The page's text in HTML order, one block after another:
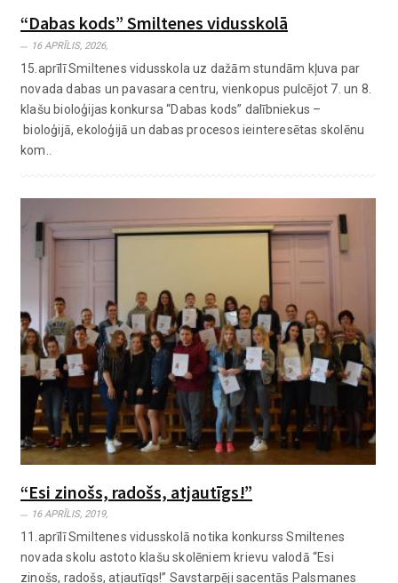
“Dabas kods” Smiltenes vidusskolā
16 APRĪLIS, 2026,
15.aprīlī Smiltenes vidusskola uz dažām stundām kļuva par
novada dabas un pavasara centru, vienkopus pulcējot 7. un 8.
klašu bioloģijas konkursa “Dabas kods” dalībniekus –
bioloģijā, ekoloģijā un dabas procesos ieinteresētas skolēnu
kom..
“Esi zinošs, radošs, atjautīgs!”
16 APRĪLIS, 2019,
11.aprīlī Smiltenes vidusskolā notika konkurss Smiltenes
novada skolu astoto klašu skolēniem krievu valodā “Esi
zinošs, radošs, atjautīgs!” Savstarpēji sacentās Palsmanes